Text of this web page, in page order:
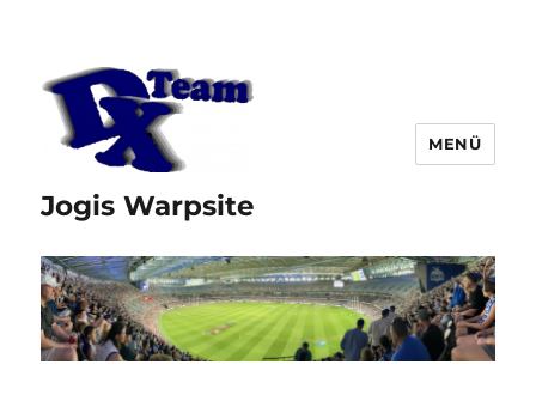
Jogis Warpsite
MENÜ